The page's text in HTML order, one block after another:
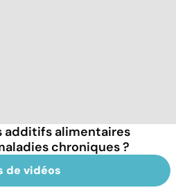
additifs alimentaires
chroniques ?
de vidéos